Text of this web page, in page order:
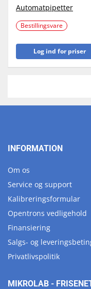
Automatpipetter
Bestillingsvare
Log ind for priser
INFORMATION
Om os
Service og support
Kalibreringsformular
Opentrons vedligehold
Finansiering
Salgs- og
Privatlivspolitik
MIKROLAB -